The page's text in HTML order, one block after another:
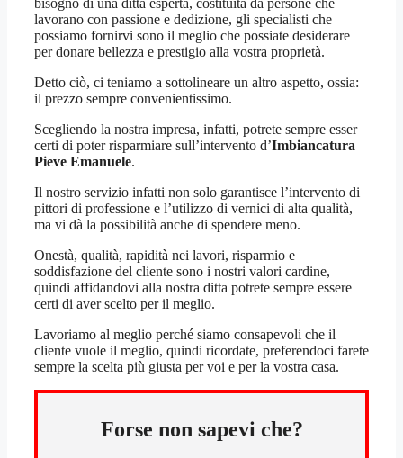
bisogno di una ditta esperta, costituita da persone che
lavorano con passione e dedizione, gli specialisti che
possiamo fornirvi sono il meglio che possiate desiderare
per donare bellezza e prestigio alla vostra proprietà.
Detto ciò, ci teniamo a sottolineare un altro aspetto, ossia:
il prezzo sempre convenientissimo.
Scegliendo la nostra impresa, infatti, potrete sempre esser
certi di poter risparmiare sull’intervento d’Imbiancatura
Pieve Emanuele.
Il nostro servizio infatti non solo garantisce l’intervento di
pittori di professione e l’utilizzo di vernici di alta qualità,
ma vi dà la possibilità anche di spendere meno.
Onestà, qualità, rapidità nei lavori, risparmio e
soddisfazione del cliente sono i nostri valori cardine,
quindi affidandovi alla nostra ditta potrete sempre essere
certi di aver scelto per il meglio.
Lavoriamo al meglio perché siamo consapevoli che il
cliente vuole il meglio, quindi ricordate, preferendoci farete
sempre la scelta più giusta per voi e per la vostra casa.
Forse non sapevi che?